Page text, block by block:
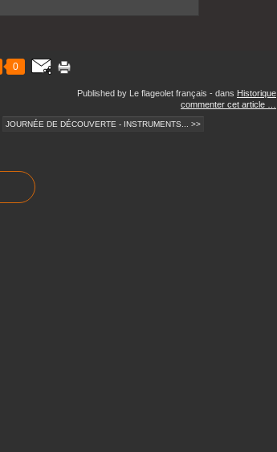
0
Published by Le flageolet français - dans Historique
commenter cet article
JOURNÉE DE DÉCOUVERTE - INSTRUMENTS... >>